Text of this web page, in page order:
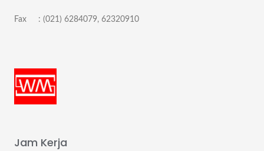
Fax : (021) 6284079, 62320910
Jam Kerja